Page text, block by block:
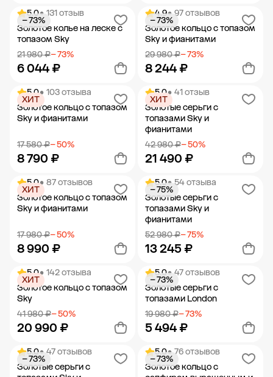
Добавить в корзину Добавить в корзину
5.0• 131 отзыв
Золотое колье на леске с
топазом Sky
21 980 ₽− 73%
6 044 ₽
− 73%
Добавить в корзину
4.9• 97 отзывов
Золотое кольцо с топазом
Sky и фианитами
29 980 ₽− 73%
8 244 ₽
− 73%
Добавить в корзину
5.0• 103 отзыва
Золотое кольцо с топазом
Sky и фианитами
17 580 ₽− 50%
8 790 ₽
ХИТ
Добавить в корзину
5.0• 41 отзыв
Золотые серьги с
топазами Sky и
фианитами
42 980 ₽− 50%
21 490 ₽
ХИТ
Добавить в корзину
5.0• 87 отзывов
Золотое кольцо с топазом
Sky и фианитами
17 980 ₽− 50%
8 990 ₽
ХИТ
Добавить в корзину
5.0• 54 отзыва
Золотые серьги с
топазами Sky и
фианитами
52 980 ₽− 75%
13 245 ₽
− 75%
Добавить в корзину
5.0• 142 отзыва
Золотое кольцо с топазом
Sky
41 980 ₽− 50%
20 990 ₽
ХИТ
Добавить в корзину
5.0• 47 отзывов
Золотые серьги с
топазами London
19 980 ₽− 73%
5 494 ₽
− 73%
Добавить в корзину
5.0• 47 отзывов
Золотые серьги с
− 73%
5.0• 76 отзывов
Золотое кольцо с
− 73%